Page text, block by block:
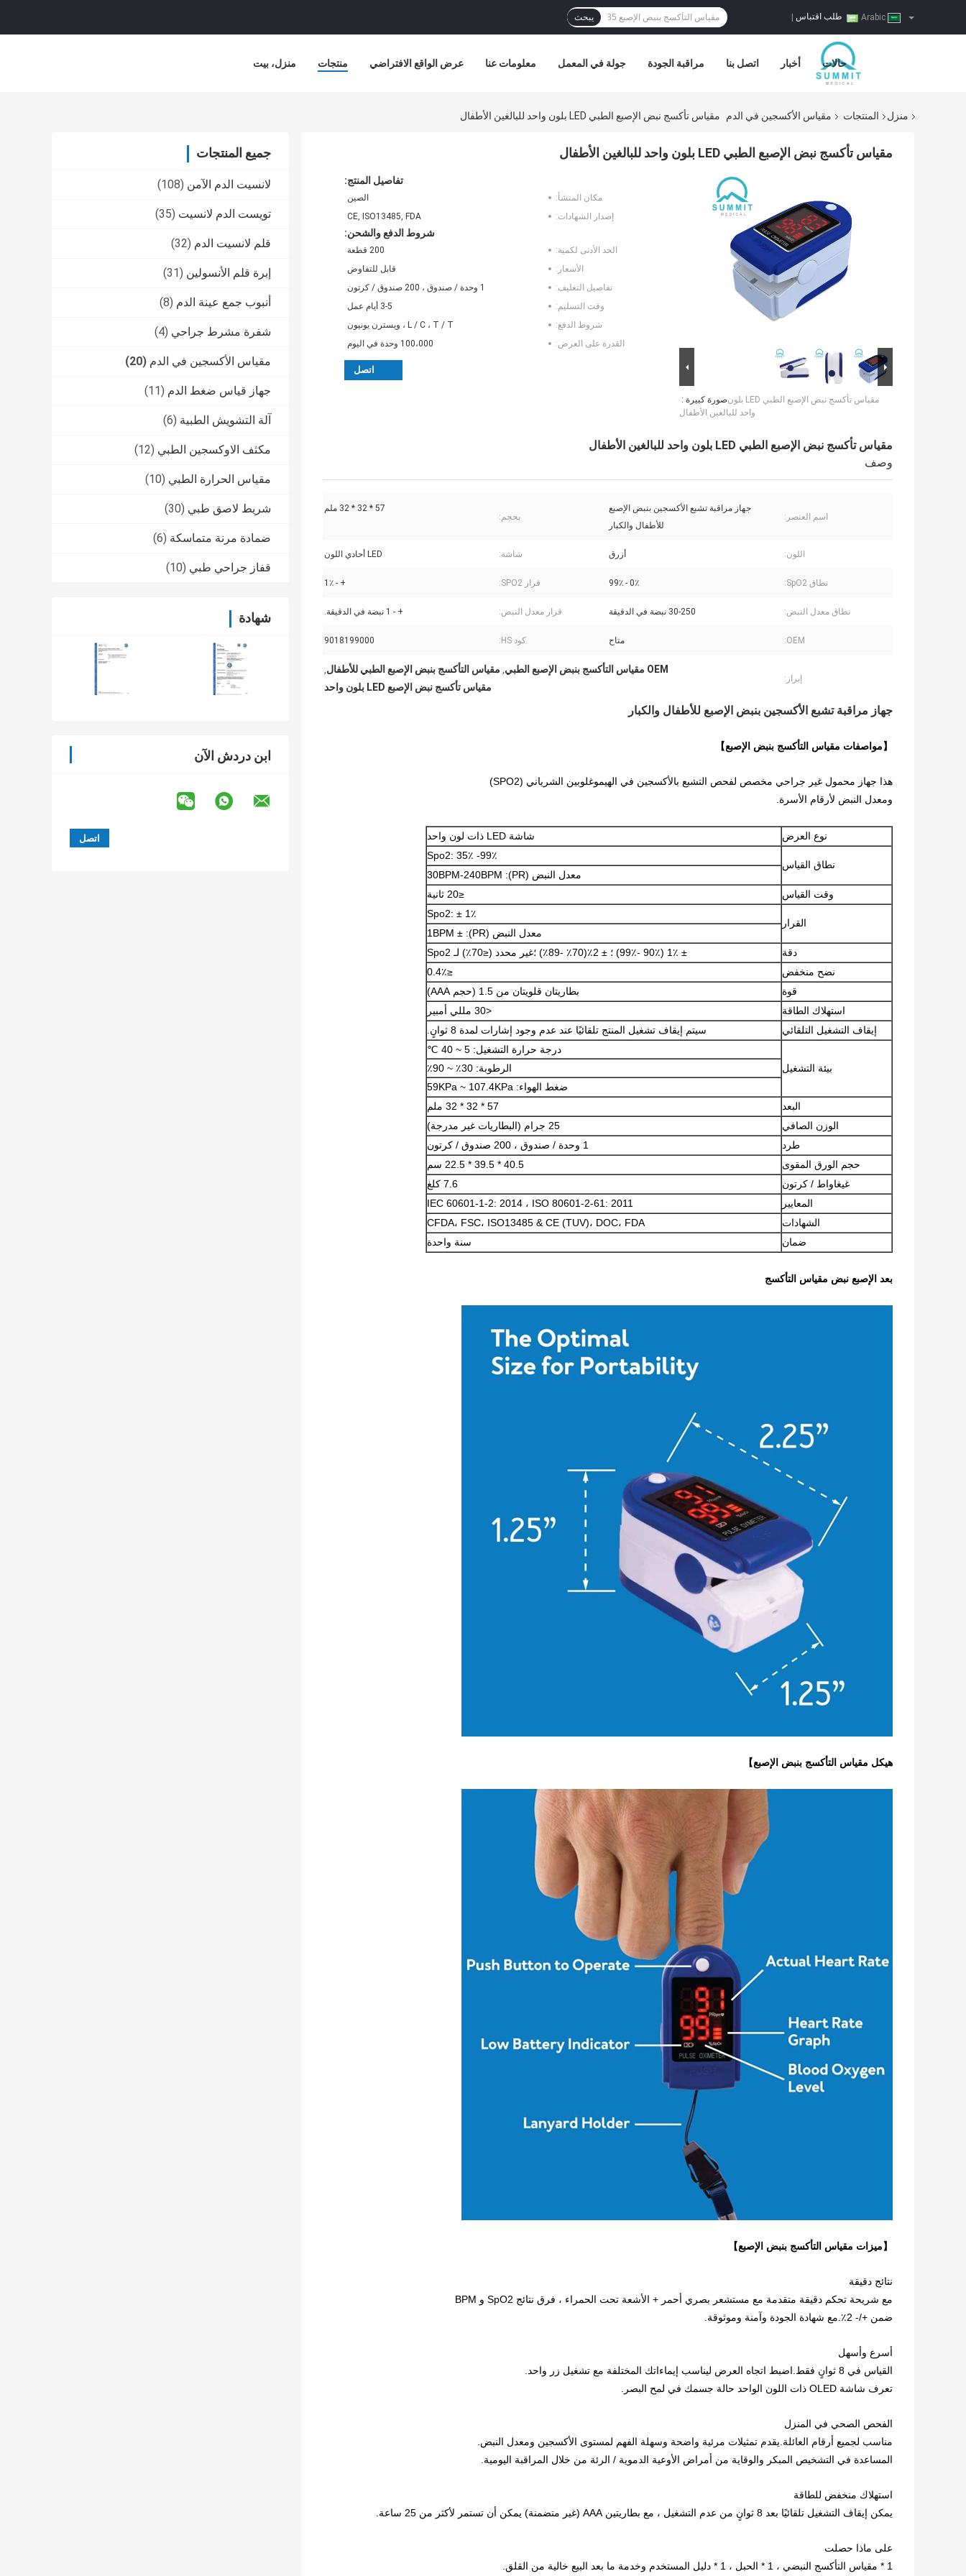
طلب اقتباس يبحث
منزل، بيت منتجات عرض الواقع الافتراضي معلومات عنا جولة في المعمل مراقبة الجودة اتصل بنا أخبار حالات
منزل المنتجات مقياس الأكسجين في الدم مقياس تأكسج نبض الإصبع الطبي LED بلون واحد للبالغين الأطفال
جميع المنتجات
لانسيت الدم الآمن (108)
تويست الدم لانسيت (35)
قلم لانسيت الدم (32)
إبرة قلم الأنسولين (31)
أنبوب جمع عينة الدم (8)
شفرة مشرط جراحي (4)
مقياس الأكسجين في الدم (20)
جهاز قياس ضغط الدم (11)
آلة التشويش الطبية (6)
مكثف الاوكسجين الطبي (12)
مقياس الحرارة الطبي (10)
شريط لاصق طبي (30)
ضمادة مرنة متماسكة (6)
قفاز جراحي طبي (10)
شهادة
ابن دردش الآن
مقياس تأكسج نبض الإصبع الطبي LED بلون واحد للبالغين الأطفال
صورة كبيرة :مقياس تأكسج نبض الإصبع الطبي LED بلون
واحد للبالغين الأطفال
تفاصيل المنتج:
مكان المنشأ:
الصين
إصدار الشهادات:
CE, ISO13485, FDA
شروط الدفع والشحن:
الحد الأدنى لكمية:
200 قطعة
الأسعار:
قابل للتفاوض
تفاصيل التغليف:
1 وحدة / صندوق ، 200 صندوق / كرتون
وقت التسليم:
3-5 أيام عمل
شروط الدفع:
L / C ، T / T ، ويسترن يونيون
القدرة على العرض:
100،000 وحدة في اليوم
اتصل
مقياس تأكسج نبض الإصبع الطبي LED بلون واحد للبالغين الأطفال
وصف
اسم العنصر:
جهاز مراقبة تشبع الأكسجين بنبض الإصبع
للأطفال والكبار
بحجم:
57 * 32 * 32 ملم
اللون: أزرق شاشة: LED أحادي اللون
نطاق SpO2: 0٪ - 99٪ قرار SPO2: + - 1٪
نطاق معدل النبض: 30-250 نبضة في الدقيقة قرار معدل النبض: + - 1 نبضة في الدقيقة.
OEM: متاح كود HS: 9018199000
إبراز:
OEM مقياس التأكسج بنبض الإصبع الطبي , مقياس التأكسج بنبض الإصبع الطبي للأطفال,
مقياس تأكسج نبض الإصبع LED بلون واحد
جهاز مراقبة تشبع الأكسجين بنبض الإصبع للأطفال والكبار
【مواصفات مقياس التأكسج بنبض الإصبع】
هذا جهاز محمول غير جراحي مخصص لفحص التشبع بالأكسجين في الهيموغلوبين الشرياني (SPO2)
ومعدل النبض لأرقام الأسرة.
نوع العرض شاشة LED ذات لون واحد
نطاق القياس
Spo2: 35٪ -99٪
معدل النبض (PR):
30BPM-240BPM
وقت القياس
≤20 ثانية
القرار
Spo2: ± 1٪
معدل النبض (PR): ± 1BPM
دقة
± 1٪ (90٪ -99٪) ؛ ± 2٪
(70٪ -89٪) ؛غير محدد (≤70٪) لـ Spo2
نضح منخفض
≤0.4٪
قوة
بطاريتان قلويتان من 1.5 (حجم AAA)
استهلاك الطاقة
<30 مللي أمبير
إيقاف التشغيل التلقائي
سيتم إيقاف تشغيل المنتج تلقائيًا عند عدم وجود إشارات لمدة 8 ثوانٍ.
بيئة التشغيل
درجة حرارة التشغيل: 5 ~ 40 ℃
الرطوبة: 30٪ ~ 90٪
ضغط الهواء: 59KPa ~ 107.4KPa
البعد
57 * 32 * 32 ملم
الوزن الصافي
25 جرام (البطاريات غير مدرجة)
طرد
1 وحدة / صندوق ، 200 صندوق / كرتون
حجم الورق المقوى
40.5 * 39.5 * 22.5 سم
غيغاواط / كرتون
7.6 كلغ
المعايير
IEC 60601-1-2: 2014 ، ISO 80601-2-61: 2011
الشهادات
CFDA، FSC، ISO13485 & CE (TUV)، DOC، FDA
ضمان
سنة واحدة
بعد الإصبع نبض مقياس التأكسج
هيكل مقياس التأكسج بنبض الإصبع】
【ميزات مقياس التأكسج بنبض الإصبع】
نتائج دقيقة
مع شريحة تحكم دقيقة متقدمة مع مستشعر بصري أحمر + الأشعة تحت الحمراء ، فرق نتائج SpO2 و BPM
ضمن +/- 2٪.مع شهادة الجودة وآمنة وموثوقة.
أسرع وأسهل
القياس في 8 ثوانٍ فقط.اضبط اتجاه العرض ليناسب إيماءاتك المختلفة مع تشغيل زر واحد.
تعرف شاشة OLED ذات اللون الواحد حالة جسمك في لمح البصر.
الفحص الصحي في المنزل
مناسب لجميع أرقام العائلة.يقدم تمثيلات مرئية واضحة وسهلة الفهم لمستوى الأكسجين ومعدل النبض.
المساعدة في التشخيص المبكر والوقاية من أمراض الأوعية الدموية / الرئة من خلال المراقبة اليومية.
استهلاك منخفض للطاقة
يمكن إيقاف التشغيل تلقائيًا بعد 8 ثوانٍ من عدم التشغيل ، مع بطاريتين AAA (غير متضمنة) يمكن أن تستمر لأكثر من 25 ساعة.
على ماذا حصلت
1 * مقياس التأكسج النبضي ، 1 * الحبل ، 1 * دليل المستخدم وخدمة ما بعد البيع خالية من القلق.